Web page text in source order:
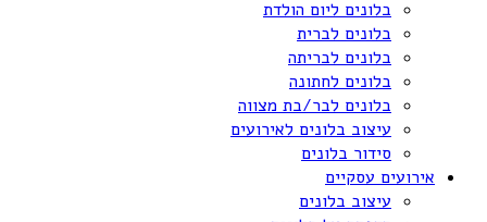
בלונים ליום הולדת
בלונים לברית
בלונים לבריתה
בלונים לחתונה
בלונים לבר/בת מצווה
עיצוב בלונים לאירועים
סידור בלונים
אירועים עסקיים
עיצוב בלונים